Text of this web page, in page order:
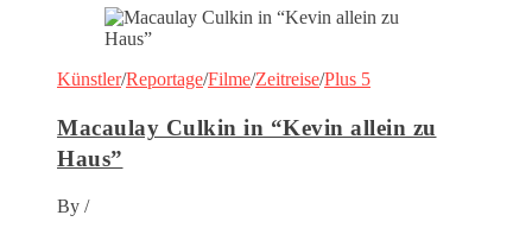
Künstler/Reportage/Filme/Zeitreise/Plus 5
Macaulay Culkin in “Kevin allein zu
Haus”
By /